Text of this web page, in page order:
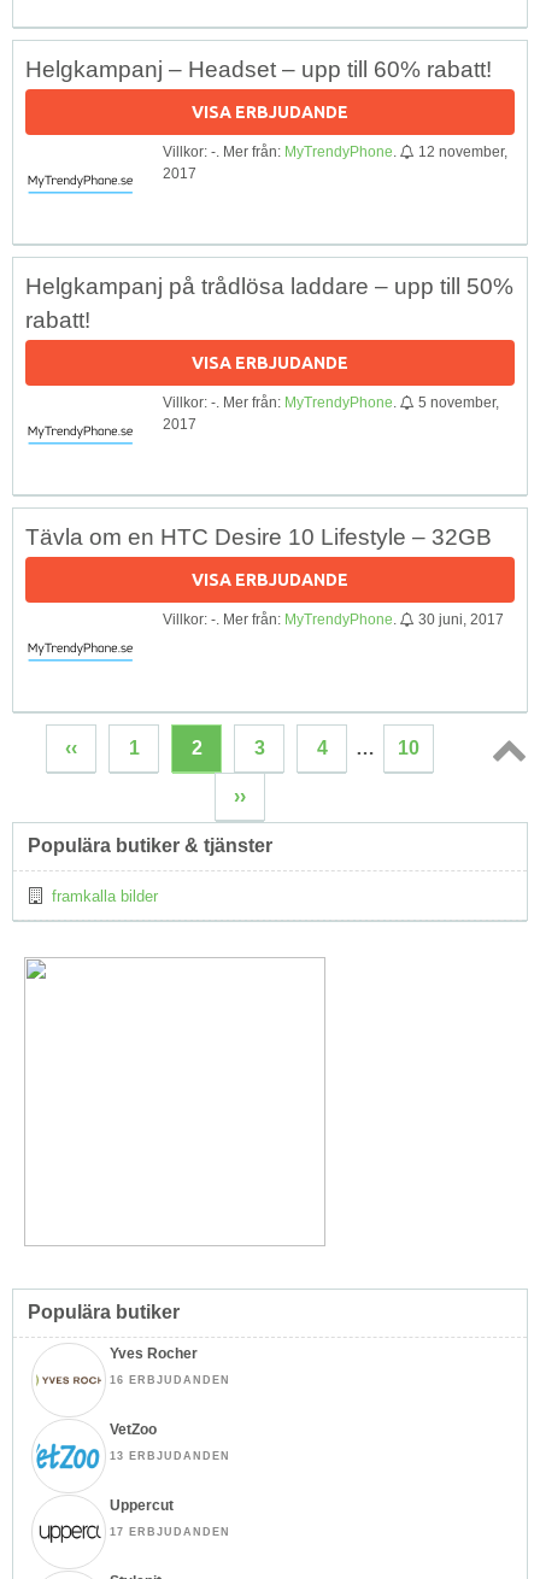
Helgkampanj – Headset – upp till 60% rabatt!
VISA ERBJUDANDE
Villkor: -. Mer från: MyTrendyPhone
12 november,
2017
Helgkampanj på trådlösa laddare – upp till 50%
rabatt!
VISA ERBJUDANDE
Villkor: -. Mer från: MyTrendyPhone
5 november,
2017
Tävla om en HTC Desire 10 Lifestyle – 32GB
VISA ERBJUDANDE
Villkor: -. Mer från: MyTrendyPhone 30 juni, 2017
‹‹ 1 2 3 4 … 10
››
Populära butiker & tjänster
framkalla bilder
Populära butiker
Yves Rocher
16 ERBJUDANDEN
VetZoo
13 ERBJUDANDEN
Uppercut
17 ERBJUDANDEN